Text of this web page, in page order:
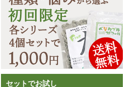
セットでお試し